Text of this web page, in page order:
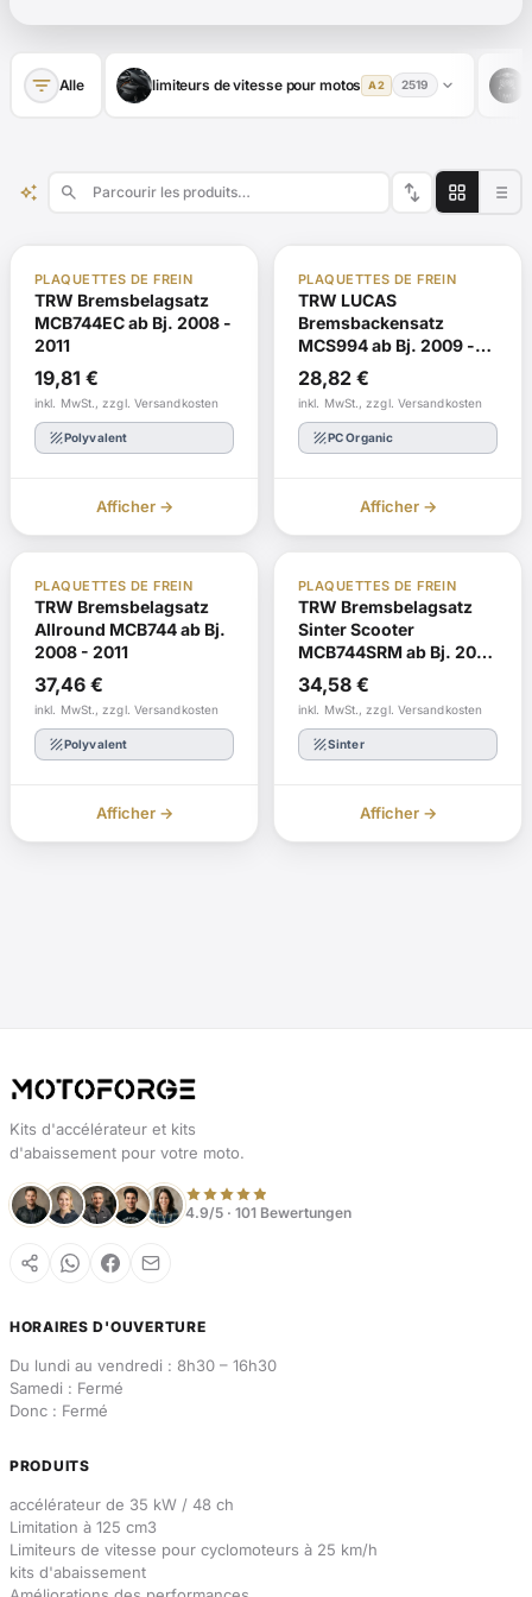
filter_list Alle limiteurs de vitesse pour motos A2 2519 expand_more
auto_awesome search swap_vert
PLAQUETTES DE FREIN
TRW Bremsbelagsatz
MCB744EC ab Bj. 2008 -
2011
19,81 €
inkl. MwSt., zzgl. Versandkosten
texturePolyvalent
Afficher →
PLAQUETTES DE FREIN
TRW LUCAS
Bremsbackensatz
MCS994 ab Bj. 2009 -
2013
28,82 €
inkl. MwSt., zzgl. Versandkosten
texturePC Organic
Afficher →
PLAQUETTES DE FREIN
TRW Bremsbelagsatz
Allround MCB744 ab Bj.
2008 - 2011
37,46 €
inkl. MwSt., zzgl. Versandkosten
texturePolyvalent
Afficher →
PLAQUETTES DE FREIN
TRW Bremsbelagsatz
Sinter Scooter
MCB744SRM ab Bj. 2008
- 2011
34,58 €
inkl. MwSt., zzgl. Versandkosten
textureSinter
Afficher →
Kits d'accélérateur et kits
d'abaissement pour votre moto.
4.9/5 · 101 Bewertungen
HORAIRES D'OUVERTURE
Du lundi au vendredi : 8h30 – 16h30
Samedi : Fermé
Donc : Fermé
PRODUITS
accélérateur de 35 kW / 48 ch
Limitation à 125 cm3
Limiteurs de vitesse pour cyclomoteurs à 25 km/h
kits d'abaissement